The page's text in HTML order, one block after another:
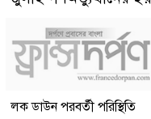
লক ডাউন পরবর্তী পরিস্থিতি